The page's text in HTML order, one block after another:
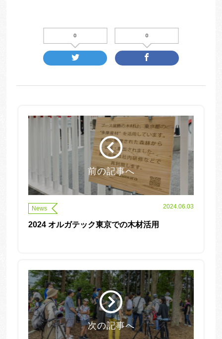
0 0
前の記事へ
News 2024.06.03
2024 オルガテック東京での木材活用
次の記事へ